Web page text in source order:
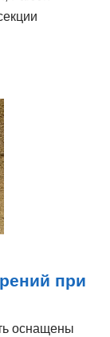
при
оснащены